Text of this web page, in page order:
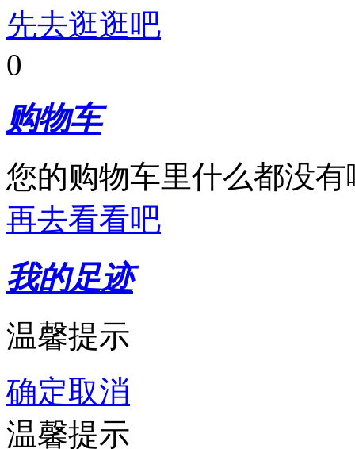
先去逛逛吧
0
购物车
您的购物车里什么都没有
再去看看吧
我的足迹
温馨提示
确定取消
温馨提示